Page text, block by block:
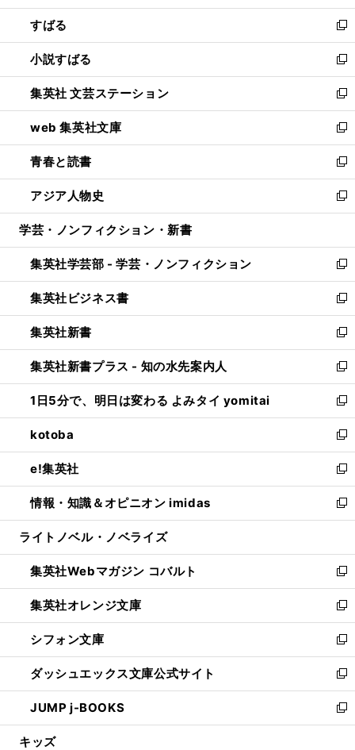
開
く
ウ
で
開
く
ン
ド
ウ
で
開
く
すばる
新
し
い
ウ
ィ
ン
ド
ウ
で
開
く
小説すばる
新
し
い
ウ
ィ
ン
ド
ウ
で
開
集英社 文芸ステーション
新
し
い
ウ
ィ
ン
ド
ウ
開
く
web 集英社文庫
新
し
い
ウ
ィ
ン
ウ
で
開
く
青春と読書
新
し
い
ウ
ン
ド
ウ
で
開
く
アジア人物史
新
し
ウ
ィ
ン
ド
ウ
で
開
く
学芸・ノンフィクション・新書
集英社学芸部 - 学芸・ノンフィクション
新
し
い
ウ
ィ
ン
ド
ウ
で
開
く
集英社ビジネス書
新
し
い
ウ
ィ
ン
ド
ウ
で
開
く
集英社新書
新
し
い
ウ
ィ
ン
ド
ウ
で
開
く
集英社新書プラス - 知の水先案内人
新
し
い
ウ
ィ
ン
ド
ウ
で
開
1日5分で、明日は変わる よみタイ yomitai
新
し
い
ウ
ィ
ン
ド
ウ
開
く
kotoba
新
し
い
ウ
ィ
ン
ウ
で
開
く
e!集英社
新
し
い
ウ
ン
ド
ウ
で
開
く
情報・知識＆オピニオン imidas
新
し
ウ
ィ
ン
ド
ウ
で
開
く
ライトノベル・ノベライズ
集英社Webマガジン コバルト
新
し
い
ウ
ィ
ン
ド
ウ
で
開
集英社オレンジ文庫
新
し
い
ウ
ィ
ン
ド
ウ
シフォン文庫
新
し
い
ウ
ィ
ン
ダッシュエックス文庫公式サイト
新
し
い
ウ
JUMP j-BOOKS
新
し
キッズ